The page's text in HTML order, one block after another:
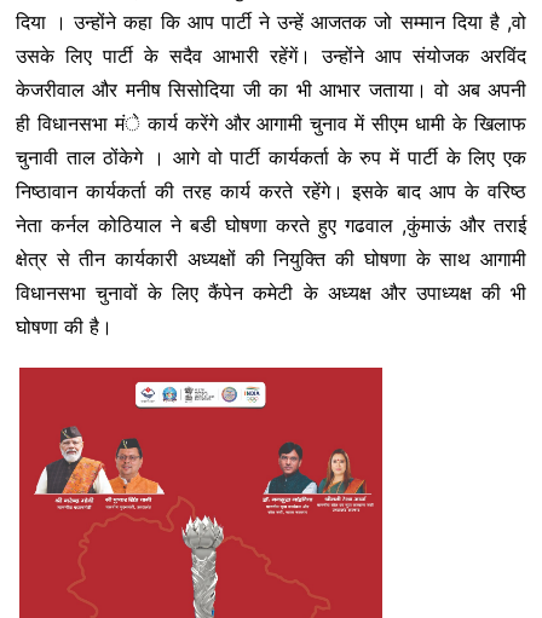
b
o
o
k
t
e
s
A
p
p
e
d
I
n
g
r
a
m
a
g
e
e
दिया । उन्होंने कहा कि आप पार्टी ने उन्हें आजतक जो सम्मान दिया है ,वो
उसके लिए पार्टी के सदैव आभारी रहेंगें। उन्होंने आप संयोजक अरविंद
केजरीवाल और मनीष सिसोदिया जी का भी आभार जताया। वो अब अपनी
ही विधानसभा मंे कार्य करेंगे और आगामी चुनाव में सीएम धामी के खिलाफ
चुनावी ताल ठोंकेगे । आगे वो पार्टी कार्यकर्ता के रुप में पार्टी के लिए एक
निष्ठावान कार्यकर्ता की तरह कार्य करते रहेंगे। इसके बाद आप के वरिष्ठ
नेता कर्नल कोठियाल ने बडी घोषणा करते हुए गढवाल ,कुंमाऊं और तराई
क्षेत्र से तीन कार्यकारी अध्यक्षों की नियुक्ति की घोषणा के साथ आगामी
विधानसभा चुनावों के लिए कैंपेन कमेटी के अध्यक्ष और उपाध्यक्ष की भी
घोषणा की है।